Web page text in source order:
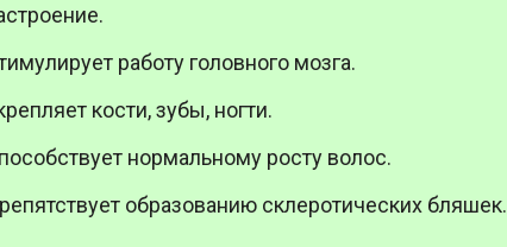
работу головного мозга.
кости, зубы, ногти.
нормальному росту волос.
образованию склеротических бляшек.